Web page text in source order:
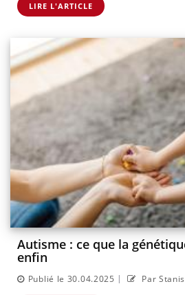
LIRE L'ARTICLE
Autisme : ce que la
enfin
Publié le 30.04.2025 | Par